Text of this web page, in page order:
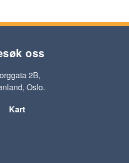
oss
2B,
Oslo.
Kart